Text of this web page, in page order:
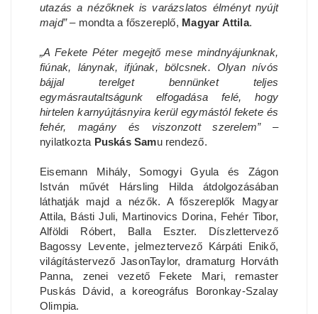
utazás a nézőknek is varázslatos élményt nyújt
majd”– mondta a főszereplő, Magyar Attila.
„A Fekete Péter megejtő mese mindnyájunknak,
fiúnak, lánynak, ifjúnak, bölcsnek. Olyan nívós
bájjal terelget bennünket teljes
egymásrautaltságunk elfogadása felé, hogy
hirtelen karnyújtásnyira kerül egymástól fekete és
fehér, magány és viszonzott szerelem”–
nyilatkozta Puskás Samu rendező.
Eisemann Mihály, Somogyi Gyula és Zágon
István művét Hársling Hilda átdolgozásában
láthatják majd a nézők. A főszereplők Magyar
Attila, Básti Juli, Martinovics Dorina, Fehér Tibor,
Alföldi Róbert, Balla Eszter. Díszlettervező
Bagossy Levente, jelmeztervező Kárpáti Enikő,
világítástervező JasonTaylor, dramaturg Horváth
Panna, zenei vezető Fekete Mari, remaster
Puskás Dávid, a koreográfus Boronkay-Szalay
Olimpia.